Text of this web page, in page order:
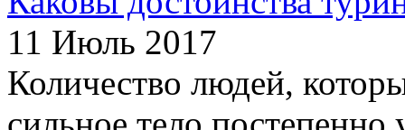
11 Июль 2017
Количество людей,